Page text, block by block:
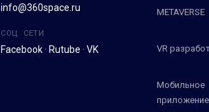
info@360space.ru
СОЦ. СЕТИ
Facebook· Rutube · VK
METAVERSE
VR
Мобильное
приложение